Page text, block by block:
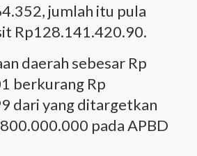
jumlah itu pula
Rp128.141.420.90.
daerah sebesar Rp
berkurang Rp
dari yang ditargetkan
pada APBD